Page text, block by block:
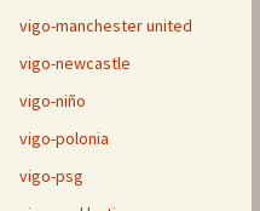
vigo-manchester united
vigo-newcastle
vigo-niño
vigo-polonia
vigo-psg